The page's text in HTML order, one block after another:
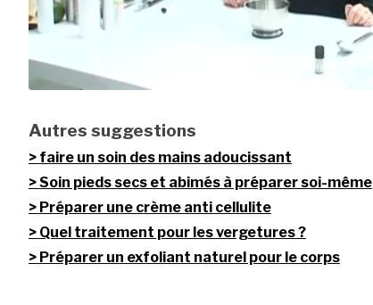
Autres suggestions
faire un soin des mains adoucissant
Soin pieds secs et abimés à préparer soi-même
Préparer une crème anti cellulite
Quel traitement pour les vergetures ?
Préparer un exfoliant naturel pour le corps